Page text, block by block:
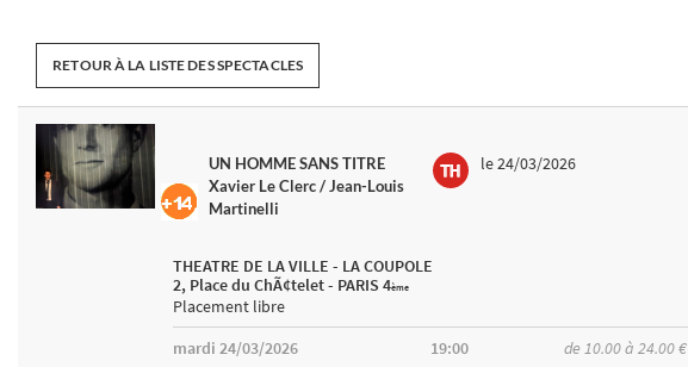
RETOUR À LA LISTE DES SPECTACLES
UN HOMME SANS TITRE
Xavier Le Clerc / Jean-Louis
Martinelli
le 24/03/2026
THEATRE DE LA VILLE - LA COUPOLE
2, Place du ChÃ¢telet - PARIS 4ème
Placement libre
mardi 24/03/2026
19:00 de 10.00 à 24.00 €